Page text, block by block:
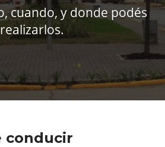
cuando, y donde podés
realizarlos.
conducir